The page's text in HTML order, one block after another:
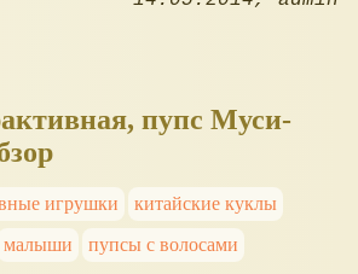
пупс Муси-
игрушки
китайские куклы
малыши
пупсы с волосами